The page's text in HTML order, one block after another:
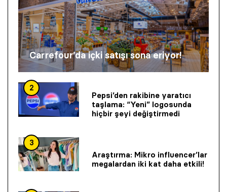
Carrefour’da içki satışı sona eriyor!
2
Pepsi’den rakibine yaratıcı
taşlama: “Yeni” logosunda
hiçbir şeyi değiştirmedi
3
Araştırma: Mikro influencer’lar
megalardan iki kat daha etkili!